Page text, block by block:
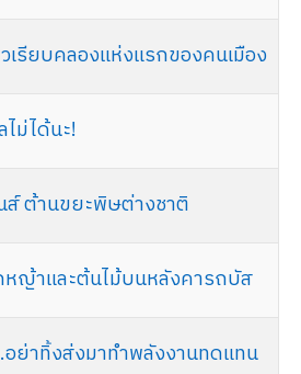
เรียบคลองแห่งแรกของคนเมือง
ม่ได้นะ!
ส์ ต้านขยะพิษต่างชาติ
ญ้าและต้นไม้บนหลังคารถบัส
ย่าทิ้งส่งมาทำพลังงานทดแทน